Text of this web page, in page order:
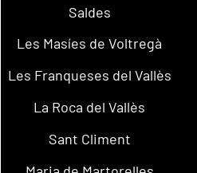
Saldes
Les Masíes de Voltregà
Les Franqueses del Vallès
La Roca del Vallès
Sant Climent